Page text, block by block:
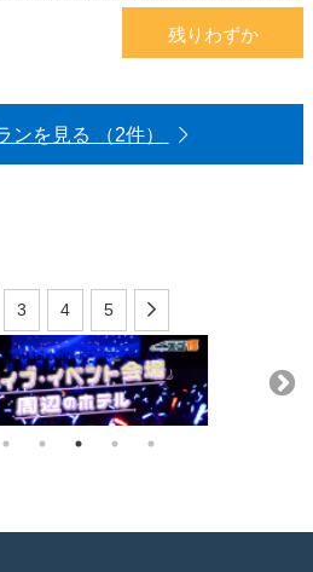
残りわずか
ンを見る （2件）
3 4 5